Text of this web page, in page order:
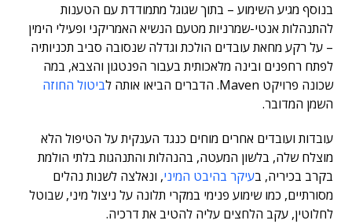
בנוסף מגיע השימוע – בתוך שגוגל מתמודדת עם הטענות
להתנהלות אנטי-שמרניות מטעם הנשיא האמריקני ופעילי הימין
– על רקע מחאת עובדים הולכת וגדלה שנסובה סביב תכניותיה
לפתח רחפנים ובינה מלאכותית בעבור הפנטגון והצבא, במה
שכונה פרויקט Maven. הדברים הביאו אותה ל
ביטול החוזה
השמן המדובר.
עובדות ועובדים אחרים מוחים כנגד הענקית על הטיפול הלא
מוצלח שלה, בלשון המעטה, בהנהלות והתנהגות בלתי הולמת
בקרב בכיריה, בעיקר בהיבט המיני, ונאלצה לשנות נהלים
מסורתיים, כמו שימוע פנימי במקרי תלונה על ניצול מיני, שבוטל
לחלוטין, עקב הלחצים עליה להטיב את דרכיה.